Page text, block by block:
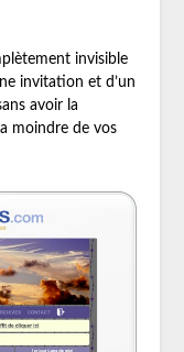
invisible
invitation et d’un
avoir la
moindre de vos